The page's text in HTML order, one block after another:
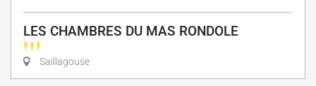
LES CHAMBRES DU MAS RONDOLE
Saillagouse